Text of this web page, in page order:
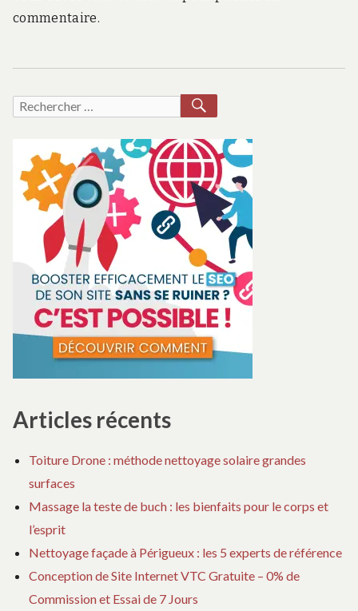
commentaire.
Recherche
Articles récents
Toiture Drone : méthode nettoyage solaire grandes
surfaces
Massage la teste de buch : les bienfaits pour le corps et
l’esprit
Nettoyage façade à Périgueux : les 5 experts de référence
Conception de Site Internet VTC Gratuite – 0% de
Commission et Essai de 7 Jours